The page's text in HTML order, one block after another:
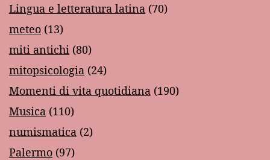
Lingua e letteratura latina (70)
meteo (13)
miti antichi (80)
mitopsicologia (24)
Momenti di vita quotidiana (190)
Musica (110)
numismatica (2)
Palermo (97)